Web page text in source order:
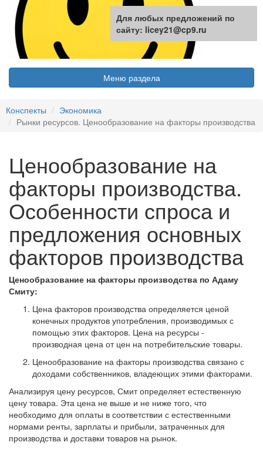
Меню раздела
Конспекты
Экономика
Рынки ресурсов. Ценообразование на факторы производства
Ценообразование на
факторы производства.
Особенности спроса и
предложения основных
факторов производства
Ценообразование на факторы производства по Адаму
Смиту:
Цена факторов производства определяется ценой
конечных продуктов употребления, производимых с
помощью этих факторов. Цена на ресурсы -
производная цена от цен на потребительские товары.
Ценообразование на факторы производства связано с
доходами собственников, владеющих этими факторами.
Анализируя цену ресурсов, Смит определяет естественную
цену товара. Эта цена не выше и не ниже того, что
необходимо для оплаты в соответствии с естественными
нормами ренты, зарплаты и прибыли, затраченных для
производства и доставки товаров на рынок.
Для любых предложений по
сайту: licey21@cp9.ru